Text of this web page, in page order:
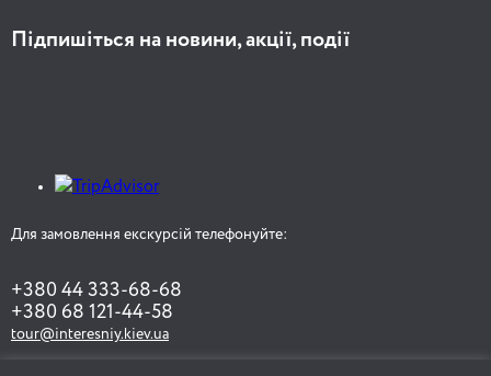
Підпишіться на новини, акції, події
Для замовлення екскурсій телефонуйте:
+380 44 333-68-68
+380 68 121-44-58
tour@interesniy.kiev.ua